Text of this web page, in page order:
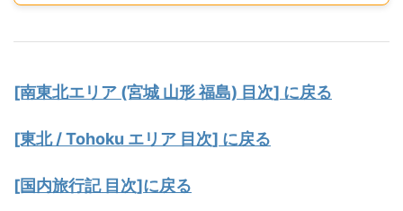
[南東北エリア (宮城 山形 福島) 目次] に戻る
[東北 / Tohoku エリア 目次] に戻る
[国内旅行記 目次]に戻る